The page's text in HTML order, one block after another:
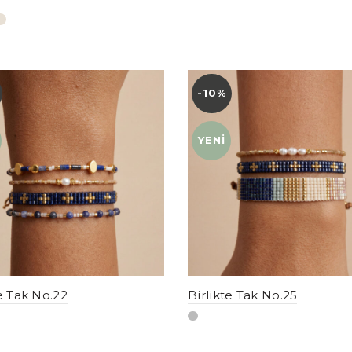
Tak No.22
YENI
-10%
YENI
Birlikte Tak No.25